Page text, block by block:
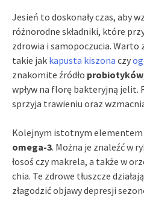
Jesień to doskonały czas, aby
różnorodne składniki, które
zdrowia i samopoczucia. Warto
takie jak kapusta kiszona czy
znakomite źródło probiotyków
wpływ na florę bakteryjną jelit.
sprzyja trawieniu oraz
Kolejnym istotnym elementem
omega-3. Można je znaleźć w
łosoś czy makrela, a także w
chia. Te zdrowe tłuszcze
złagodzić objawy depresji